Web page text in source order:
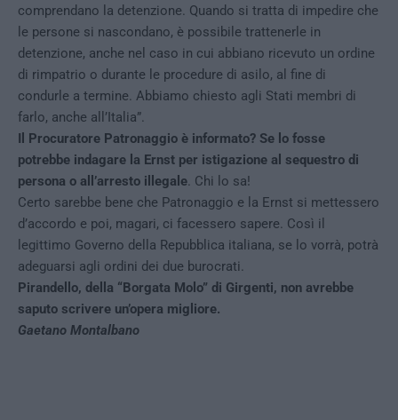
comprendano la detenzione. Quando si tratta di impedire che
le persone si nascondano, è possibile trattenerle in
detenzione, anche nel caso in cui abbiano ricevuto un ordine
di rimpatrio o durante le procedure di asilo, al fine di
condurle a termine. Abbiamo chiesto agli Stati membri di
farlo, anche all’Italia”.
Il Procuratore Patronaggio è informato? Se lo fosse
potrebbe indagare la Ernst per istigazione al sequestro di
persona o all’arresto illegale. Chi lo sa!
Certo sarebbe bene che Patronaggio e la Ernst si mettessero
d’accordo e poi, magari, ci facessero sapere. Così il
legittimo Governo della Repubblica italiana, se lo vorrà, potrà
adeguarsi agli ordini dei due burocrati.
Pirandello, della “Borgata Molo” di Girgenti, non avrebbe
saputo scrivere un’opera migliore.
Gaetano Montalbano